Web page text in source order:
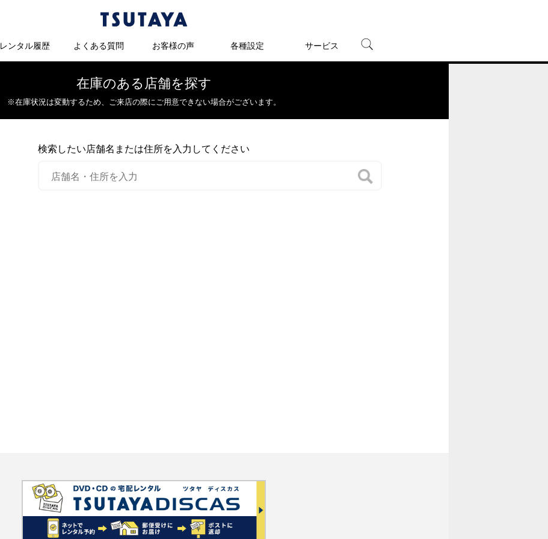
レンタル履歴 よくある質問 お客様の声 各種設定 サービス
在庫のある店舗を探す
※在庫状況は変動するため、 ご来店の際にご用意できない場合がございます。
検索したい店舗名または住所を入力してください